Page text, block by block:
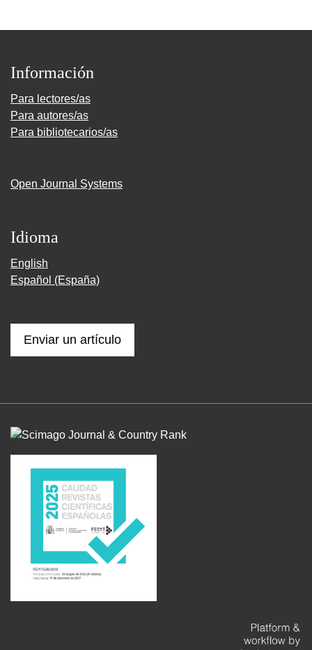
Información
Para lectores/as
Para autores/as
Para bibliotecarios/as
Open Journal Systems
Idioma
English
Español (España)
Enviar un artículo